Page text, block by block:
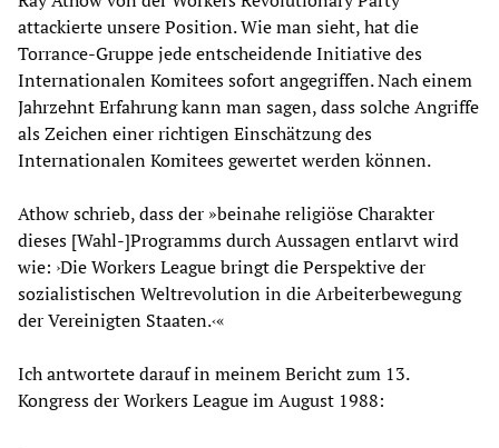
attackierte unsere Position. Wie man sieht, hat die
Torrance-Gruppe jede entscheidende Initiative des
Internationalen Komitees sofort angegriffen. Nach einem
Jahrzehnt Erfahrung kann man sagen, dass solche Angriffe
als Zeichen einer richtigen Einschätzung des
Internationalen Komitees gewertet werden können.
Athow schrieb, dass der »beinahe religiöse Charakter
dieses [Wahl-]Programms durch Aussagen entlarvt wird
wie: ›Die Workers League bringt die Perspektive der
sozialistischen Weltrevolution in die Arbeiterbewegung
der Vereinigten Staaten.‹«
Ich antwortete darauf in meinem Bericht zum 13.
Kongress der Workers League im August 1988: